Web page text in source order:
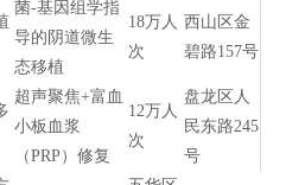
菌-基因组学指
导的阴道微生
态移植
18万人
次
西山区金
碧路157号
超声聚焦+富血
小板血浆
（PRP）修复
12万人
次
盘龙区人
民东路245
号